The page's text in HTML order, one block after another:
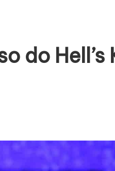
do Hell’s